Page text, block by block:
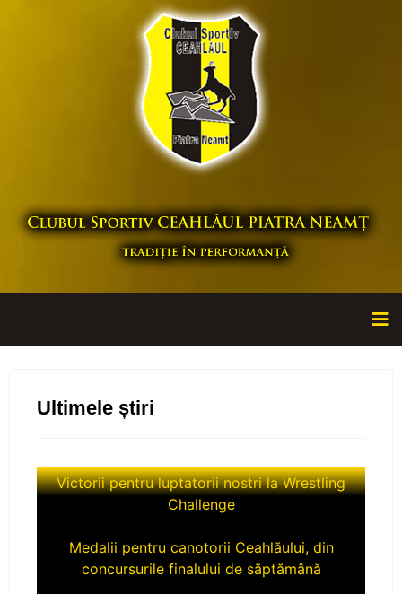
Ultimele știri
Victorii pentru luptatorii nostri la Wrestling
Challenge
concursurile finalului de săptămână